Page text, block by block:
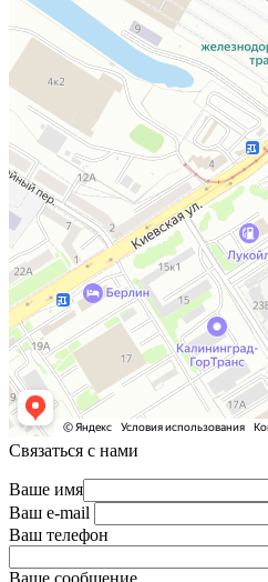
Связаться с нами
Ваше имя
Ваш e-mail
Ваш телефон
Ваше сообщение